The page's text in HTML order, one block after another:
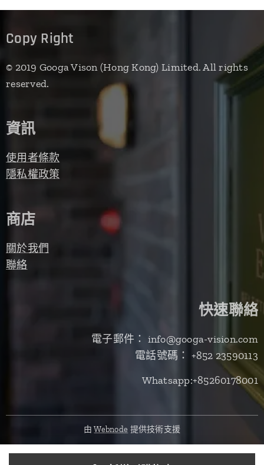
Copy Right
© 2019 Googa Vison (Hong Kong) Limited. All rights
reserved.
資訊
使用者條款
隱私權政策
商店
關於我們
聯絡
快速聯絡
電子郵件： info@googa-vision.com
電話號碼： +852 23590113
Whatsapp:+85260178001
由Webnode 提供技術支援